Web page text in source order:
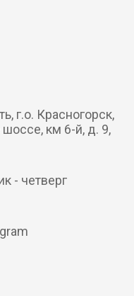
г.о. Красногорск,
шоссе, км 6-й, д. 9,
- четверг